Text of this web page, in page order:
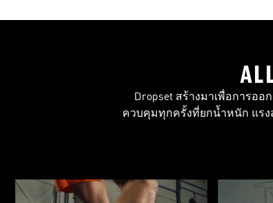
Dropset สร้างมาเพื่อการอ
ควบคุมทุกครั้งที่ยกน้ำหนัก แรง